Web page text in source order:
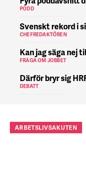
PODD
Svenskt rekord i
CHEFREDAKTÖREN
Kan jag säga nej
FRÅGA OM JOBBET
Därför bryr sig
DEBATT
ARBETSLIVSAKUTEN